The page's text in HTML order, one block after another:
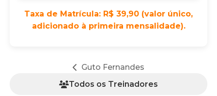
Taxa de Matrícula: R$ 39,90 (valor único,
adicionado à primeira mensalidade).
Guto Fernandes
Todos os Treinadores